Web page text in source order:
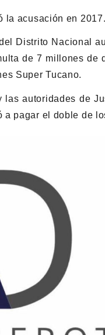
la acusación en 2017.
Distrito Nacional
de 7 millones de
Super Tucano.
autoridades de
pagar el doble de